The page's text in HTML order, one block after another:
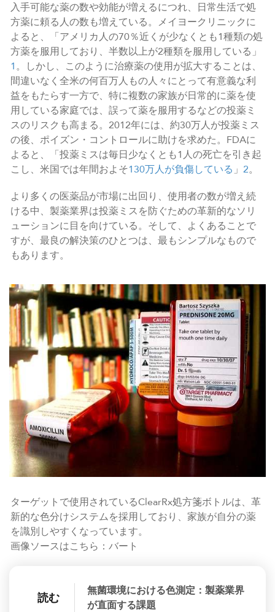
入手可能な薬の数や効能が増えるにつれ、日常生活で処
方薬に頼る人の数も増えている。メイヨークリニックに
よると、「アメリカ人の70％近くが少なくとも1種類の処
方薬を服用しており、半数以上が2種類を服用している」
1。しかし、このように治療薬の使用が拡大することは、
間違いなく全米の何百万人もの人々にとって有意義な利
益をもたらす一方で、特に複数の家族が日常的に薬を使
用している家庭では、誤って薬を服用するなどの投薬ミ
スのリスクも高まる。2012年には、約30万人が投薬ミス
の後、ポイズン・コントロールに助けを求めた。FDAに
よると、「投薬ミスは毎日少なくとも1人の死亡を引き起
こし、米国では年間およそ130万人が負傷している 」 2。
より多くの医薬品が市場に出回り、使用者の数が増え続
ける中、製薬業界は投薬ミスを防ぐための革新的なソリ
ューションに目を向けている。そして、よくあることで
すが、最良の解決策のひとつは、最もシンプルなもので
もあります。
ターゲットで使用されているClearRx処方箋ボトルは、革
新的な色分けシステムを採用しており、家族が自分の薬
を識別しやすくなっています。
画像ソースはこちら：バート
読む
無菌環境における色測定：製薬業界
が直面する課題